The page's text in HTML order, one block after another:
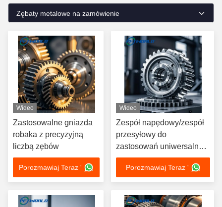
Zębaty metalowe na zamówienie
Wideo
Zastosowalne gniazda
robaka z precyzyjną
liczbą zębów
Porozmawiaj Teraz '
Wideo
Zespół napędowy/zespół
przesyłowy do
zastosowań uniwersalnej
transmisji mocy
Porozmawiaj Teraz '